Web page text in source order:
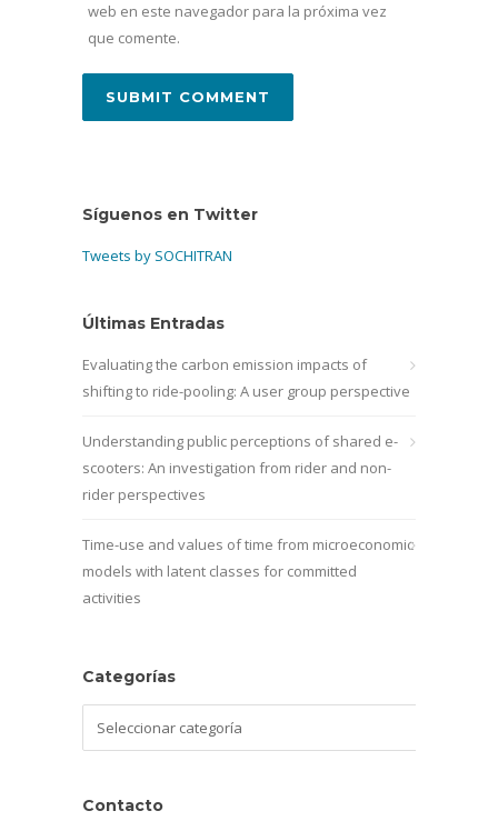
web en este navegador para la próxima vez
que comente.
Síguenos en Twitter
Tweets by SOCHITRAN
Últimas Entradas
Evaluating the carbon emission impacts of
shifting to ride-pooling: A user group perspective
Understanding public perceptions of shared e-
scooters: An investigation from rider and non-
rider perspectives
Time-use and values of time from microeconomic
models with latent classes for committed
activities
Categorías
Contacto